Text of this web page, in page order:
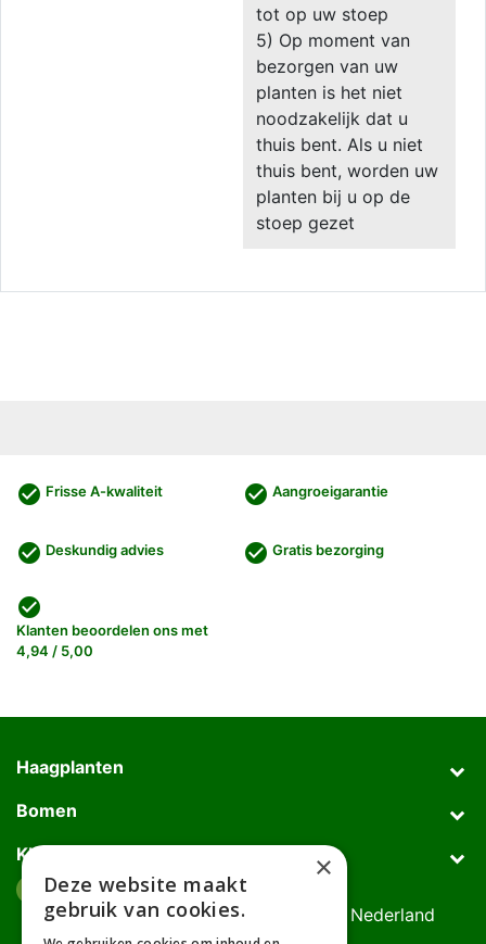
tot op uw stoep
5) Op moment van
bezorgen van uw
planten is het niet
noodzakelijk dat u
thuis bent. Als u niet
thuis bent, worden uw
planten bij u op de
stoep gezet
check_circle Frisse A-kwaliteit check_circle Aangroeigarantie
check_circle Deskundig advies check_circle Gratis bezorging
check_circle
Klanten beoordelen ons met
4,94 / 5,00
Haagplanten
Bomen
Klantenservice
Afhaaladres
Deurningerweg 50, 7623 AH Borne, Nederland
×
Deze website maakt
gebruik van cookies.